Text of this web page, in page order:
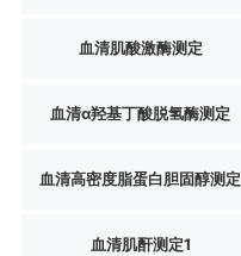
血清肌酸激酶测定
血清α羟基丁酸脱氢酶测定
血清高密度脂蛋白胆固醇测定
血清肌酐测定1